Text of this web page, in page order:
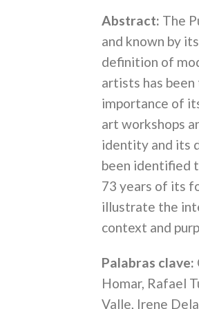
Abstract: The
and known by
definition of
artists has
importance of
art workshops
identity and its
been identified
73 years of its
illustrate the
context and
Palabras clave:
Homar, Rafael
Valle, Irene